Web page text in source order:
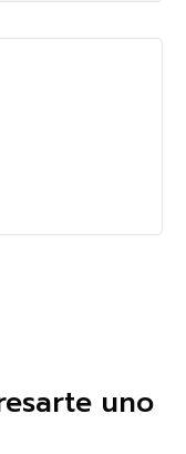
uno